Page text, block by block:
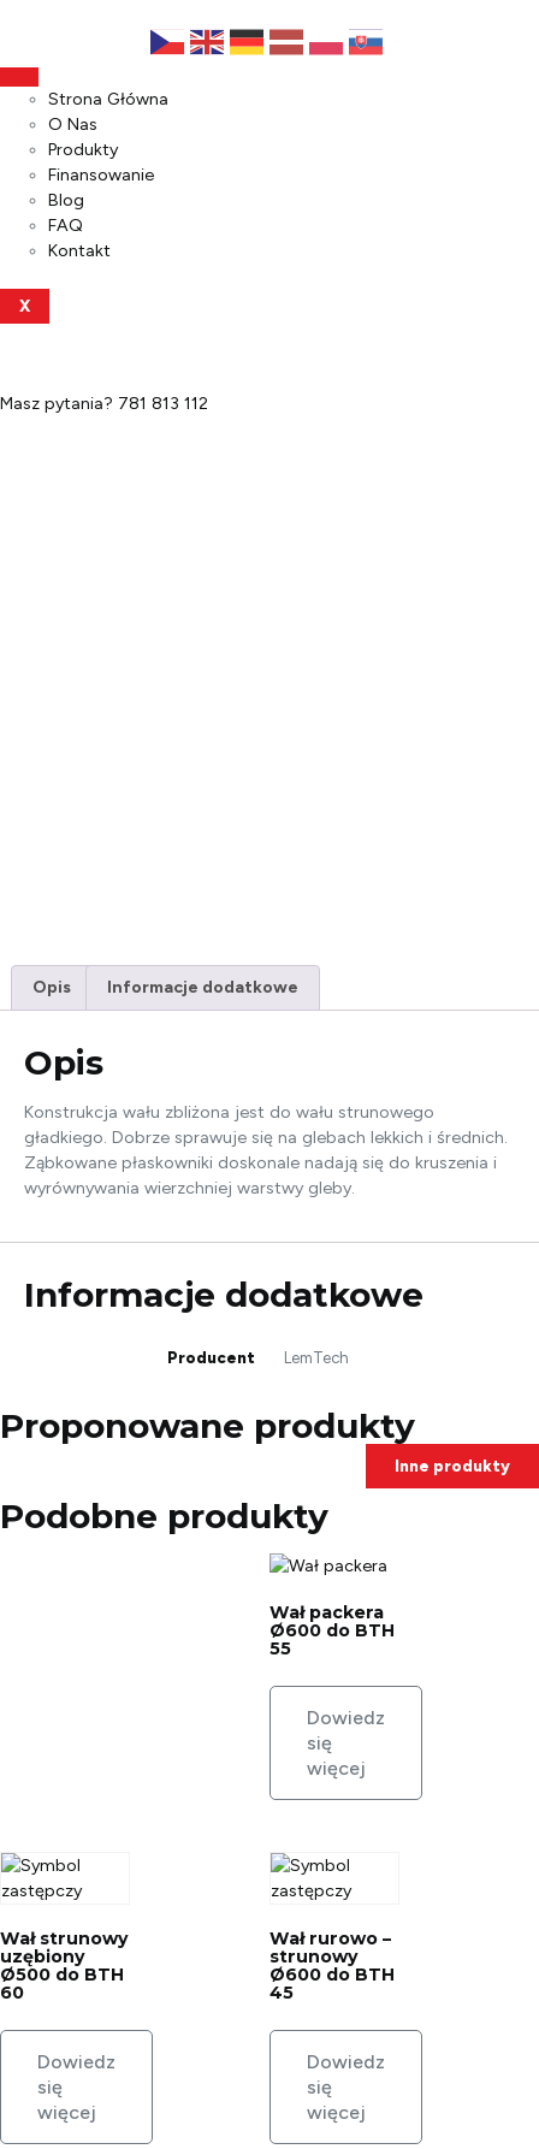
Strona Główna
O Nas
Produkty
Finansowanie
Blog
FAQ
Kontakt
X
Masz pytania? 781 813 112
Opis Informacje dodatkowe
Opis
Konstrukcja wału zbliżona jest do wału strunowego
gładkiego. Dobrze sprawuje się na glebach lekkich i średnich.
Ząbkowane płaskowniki doskonale nadają się do kruszenia i
wyrównywania wierzchniej warstwy gleby.
Informacje dodatkowe
Producent LemTech
Proponowane produkty
Inne produkty
Podobne produkty
Wał packera
Ø600 do BTH
55
Dowiedz
się
więcej
Wał strunowy
uzębiony
Ø500 do BTH
60
Dowiedz
się
więcej
Wał rurowo –
strunowy
Ø600 do BTH
45
Dowiedz
się
więcej